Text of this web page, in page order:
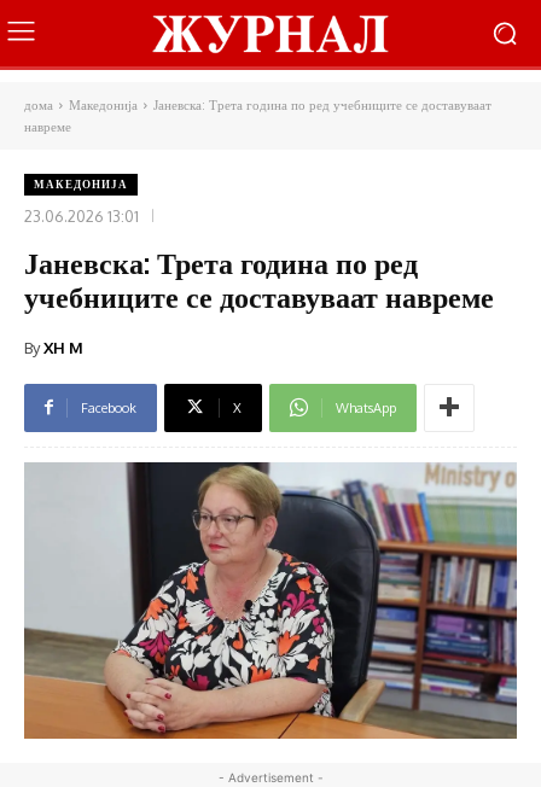
дома Македонија
Јаневска: Трета година по ред учебниците се доставуваат
навреме
МАКЕДОНИЈА
23.06.2026 13:01
Јаневска: Трета година по ред
учебниците се доставуваат навреме
ByXH M
Facebook X WhatsApp
- Advertisement -